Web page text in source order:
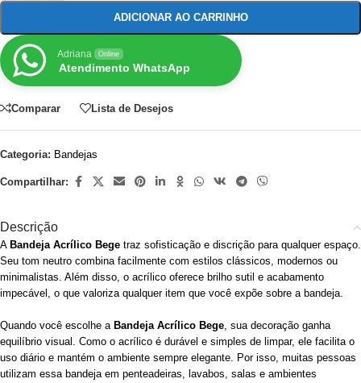
ADICIONAR AO CARRINHO
Adriana Online
Atendimento WhatsApp
Comparar Lista de Desejos
Categoria: Bandejas
Compartilhar:
Descrição
A Bandeja Acrílico Bege traz sofisticação e discrição para qualquer espaço.
Seu tom neutro combina facilmente com estilos clássicos, modernos ou
minimalistas. Além disso, o acrílico oferece brilho sutil e acabamento
impecável, o que valoriza qualquer item que você expõe sobre a bandeja.
Quando você escolhe a Bandeja Acrílico Bege, sua decoração ganha
equilíbrio visual. Como o acrílico é durável e simples de limpar, ele facilita o
uso diário e mantém o ambiente sempre elegante. Por isso, muitas pessoas
utilizam essa bandeja em penteadeiras, lavabos, salas e ambientes